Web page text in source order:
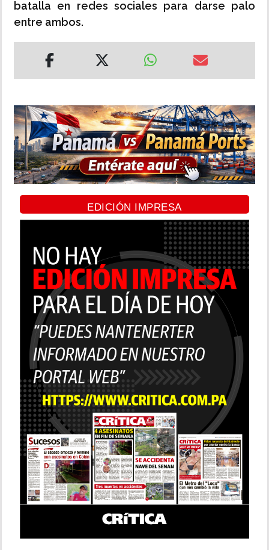
batalla en redes sociales para darse palo
entre ambos.
EDICIÓN IMPRESA